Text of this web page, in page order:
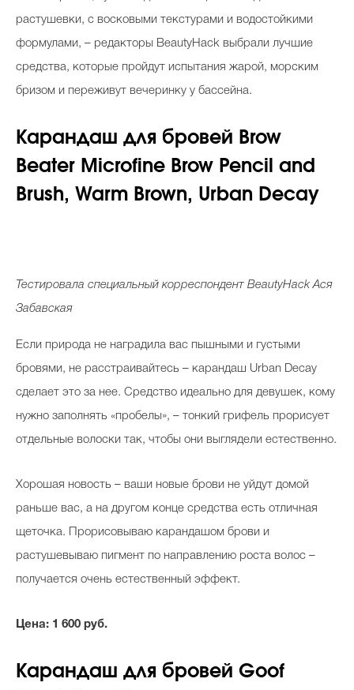
Папа может
Бьютихакер / Мама-хакер
Celebrity дня
Фотоальбом
Интервью со звездой
Тесты
Викторины
растушевки, с восковыми текстурами и водостойкими
формулами, – редакторы BeautyHack выбрали лучшие
средства, которые пройдут испытания жарой, морским
бризом и переживут вечеринку у бассейна.
Карандаш для бровей Brow
Beater Microfine Brow Pencil and
Brush, Warm Brown, Urban Decay
Тестировала специальный корреспондент BeautyHack Ася
Забавская
Если природа не наградила вас пышными и густыми
бровями, не расстраивайтесь – карандаш Urban Decay
сделает это за нее. Средство идеально для девушек, кому
нужно заполнять «пробелы», ­– тонкий грифель прорисует
отдельные волоски так, чтобы они выглядели естественно.
Хорошая новость – ваши новые брови не уйдут домой
раньше вас, а на другом конце средства есть отличная
щеточка. Прорисовываю карандашом брови и
растушевываю пигмент по направлению роста волос –
получается очень естественный эффект.
Цена: 1 600 руб.
Карандаш для бровей Goof